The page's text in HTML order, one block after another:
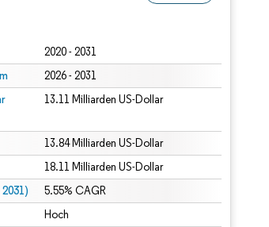
2020 - 2031
2026 - 2031
13.11 Milliarden US-Dollar
13.84 Milliarden US-Dollar
18.11 Milliarden US-Dollar
5.55% CAGR
Hoch
CC BY 4.0.